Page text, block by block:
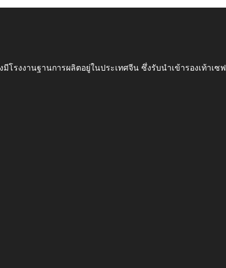
มีโรงงานฐานการผลิตอยู่ในประเทศจีน ซึ่งรับนำเข้ารองเท้า